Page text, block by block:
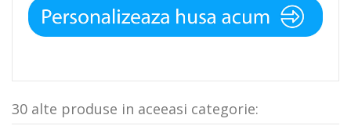
30 alte produse in aceeasi categorie: